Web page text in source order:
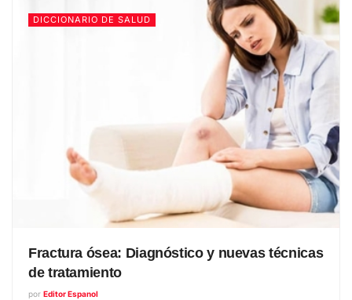
DICCIONARIO DE SALUD
Fractura ósea: Diagnóstico y nuevas técnicas
de tratamiento
por Editor Espanol